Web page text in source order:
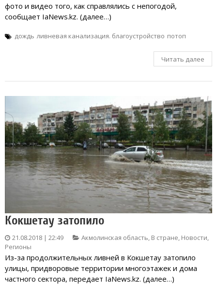
фото и видео того, как справлялись с непогодой,
сообщает IaNews.kz. (далее…)
дождь ливневая канализация. благоустройство потоп
Читать далее
Кокшетау затопило
21.08.2018 | 22:49 Акмолинская область, В стране, Новости,
Регионы
Из-за продолжительных ливней в Кокшетау затопило
улицы, придворовые территории многоэтажек и дома
частного сектора, передает IaNews.kz. (далее…)